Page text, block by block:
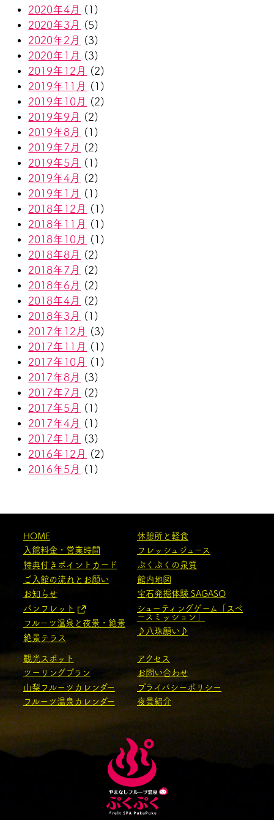
2020年4月
(1)
2020年3月
(5)
2020年2月
(3)
2020年1月
(3)
2019年12月
(2)
2019年11月
(1)
2019年10月
(2)
2019年9月
(2)
2019年8月
(1)
2019年7月
(2)
2019年5月
(1)
2019年4月
(2)
2019年1月
(1)
2018年12月
(1)
2018年11月
(1)
2018年10月
(1)
2018年8月
(2)
2018年7月
(2)
2018年6月
(2)
2018年4月
(2)
2018年3月
(1)
2017年12月
(3)
2017年11月
(1)
2017年10月
(1)
2017年8月
(3)
2017年7月
(2)
2017年5月
(1)
2017年4月
(1)
2017年1月
(3)
2016年12月
(2)
2016年5月
(1)
HOME
入館料金・営業時間
特典付きポイントカード
ご入館の流れとお願い
お知らせ
パンフレット
フルーツ温泉と夜景・絶景
絶景テラス
休憩所と軽食
フレッシュジュース
ぷくぷくの泉質
館内地図
宝石発掘体験 SAGASO
シューティングゲーム「スペ
ースミッション」
♪八珠願い♪
観光スポット
ツーリングプラン
山梨フルーツカレンダー
フルーツ温泉カレンダー
アクセス
お問い合わせ
プライバシーポリシー
夜景紹介